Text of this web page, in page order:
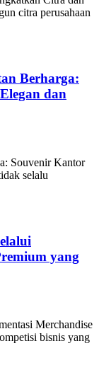
citra perusahaan
Berharga:
dan
Souvenir Kantor
selalu
yang
Merchandise
bisnis yang